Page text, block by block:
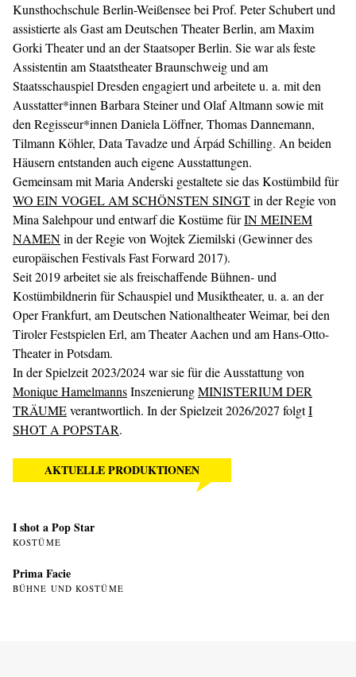
Kunsthochschule Berlin-Weißensee bei Prof. Peter Schubert und
assistierte als Gast am Deutschen Theater Berlin, am Maxim
Gorki Theater und an der Staatsoper Berlin. Sie war als feste
Assistentin am Staatstheater Braunschweig und am
Staatsschauspiel Dresden engagiert und arbeitete u. a. mit den
Ausstatter*innen Barbara Steiner und Olaf Altmann sowie mit
den Regisseur*innen Daniela Löffner, Thomas Dannemann,
Tilmann Köhler, Data Tavadze und Árpád Schilling. An beiden
Häusern entstanden auch eigene Ausstattungen.
Gemeinsam mit Maria Anderski gestaltete sie das Kostümbild für
WO EIN VOGEL AM SCHÖNSTEN SINGTin der Regie von
Mina Salehpour und entwarf die Kostüme fürIN MEINEM
NAMENin der Regie von Wojtek Ziemilski (Gewinner des
europäischen Festivals Fast Forward 2017).
Seit 2019 arbeitet sie als freischaffende Bühnen- und
Kostümbildnerin für Schauspiel und Musiktheater, u. a. an der
Oper Frankfurt, am Deutschen Nationaltheater Weimar, bei den
Tiroler Festspielen Erl, am Theater Aachen und am Hans-Otto-
Theater in Potsdam.
In der Spielzeit 2023/2024 war sie für die Ausstattung von
Monique HamelmannsInszenierungMINISTERIUM DER
TRÄUMEverantwortlich. In der Spielzeit 2026/2027 folgtI
SHOT A POPSTAR.
AKTUELLE PRODUKTIONEN
I shot a Pop Star
KOSTÜME
Prima Facie
BÜHNE UND KOSTÜME